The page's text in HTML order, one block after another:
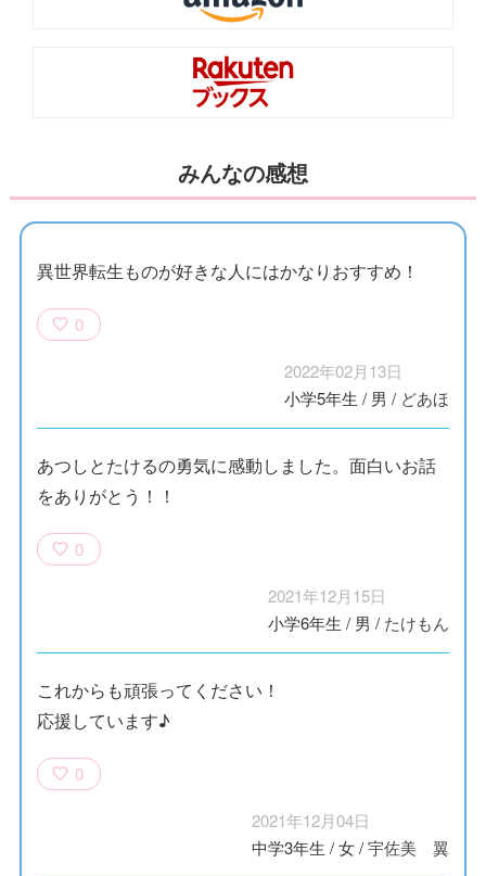
みんなの感想
異世界転生ものが好きな人にはかなりおすすめ！
0
2022年02月13日
小学5年生 / 男 / どあほ
あつしとたけるの勇気に感動しました。面白いお話
をありがとう！！
0
2021年12月15日
小学6年生 / 男 / たけもん
これからも頑張ってください！
応援しています♪
0
2021年12月04日
中学3年生 /女/宇佐美 翼